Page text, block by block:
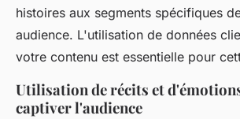
histoires aux segments spécifiques
audience. L'utilisation de données
votre contenu est essentielle pour
Utilisation de récits et
captiver l'audience